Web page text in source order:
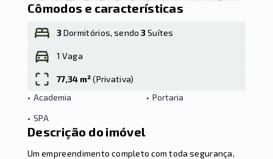
Cômodos e características
3Dormitórios, sendo3Suítes
1 Vaga
77,34 m²(Privativa)
• Academia • Portaria
• SPA
Descrição do imóvel
Um empreendimento completo com toda segurança,